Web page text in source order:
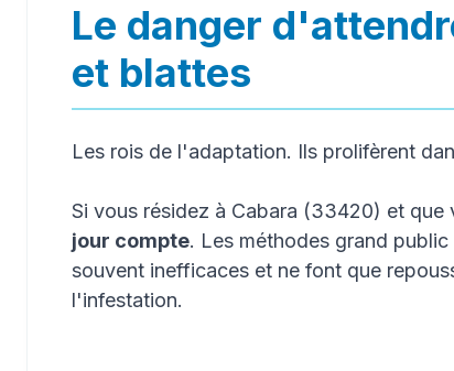
Le danger
et blattes
Les rois de l'adaptation. Ils prolifèrent
Si vous résidez à Cabara (33420) et que
jour compte. Les méthodes grand
souvent inefficaces et ne font que
l'infestation.